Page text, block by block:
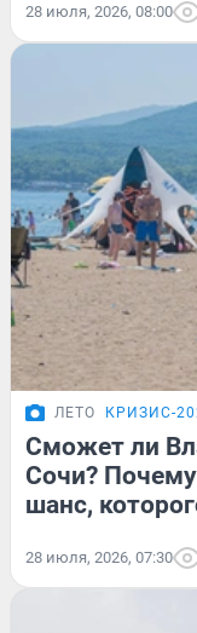
28 июля, 2026, 08:00
ЛЕТО КРИЗИС-
Сможет ли
Сочи?
шанс,
28 июля, 2026, 07:30